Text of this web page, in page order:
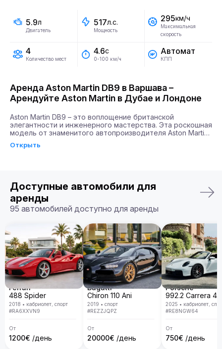
5.9л
Двигатель
517л.с.
Мощность
295км/ч
Максимальная
скорость
4
Количество мест
4.6с
0-100 км/ч
Автомат
КПП
Аренда Aston Martin DB9 в Варшава –
Арендуйте Aston Martin в Дубае и Лондоне
Aston Martin DB9 – это воплощение британской
элегантности и инженерного мастерства. Эта роскошная
модель от знаменитого автопроизводителя Aston Martin
автолюбителей по всему миру. Благодаря мощности
Почему именно Billion Rent?
Billion Rent предлагает аренду автомобилей премиум-
класса по всей Европе. Мы гарантируем надежный
вам и точное соответствие машины вашим ожиданиям.
Бронируйте ваш Aston Martin DB9 уже сегодня!
Открыть
Доступные автомобили для
аренды
95 автомобилей доступно для аренды
Ferrari
488 Spider
2018 • кабриолет, спорт
#RA6XXVN9
От
1200€ /день
Bugatti
Chiron 110 Ani
2019 • спорт
#REZZJQPZ
От
20000€ /день
Porsche
2025 • кабриолет,
#RE8NGW64
От
750€ /день